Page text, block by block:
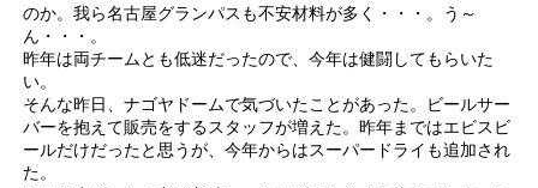
のか。我ら名古屋グランパスも不安材料が多く・・・。う～
ん・・・。
昨年は両チームとも低迷だったので、今年は健闘してもらいた
い。
そんな昨日、ナゴヤドームで気づいたことがあった。ビールサー
バーを抱えて販売をするスタッフが増えた。昨年まではエビスビ
ールだけだったと思うが、今年からはスーパードライも追加され
た。